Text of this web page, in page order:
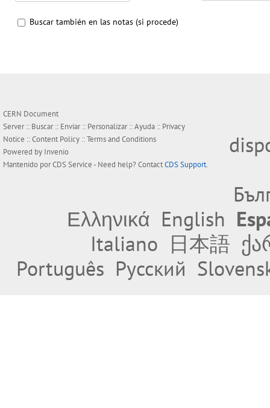
Buscar también en las notas (si procede)
CERN Document
Server :: Buscar:: Enviar:: Personalizar::Ayuda :: Privacy
Notice ::Content Policy ::Terms and Conditions
Powered by Invenio
Mantenido porCDS Service- Need help? ContactCDS Support.
Ελληνικά English
Italiano 日本語
Português Русский